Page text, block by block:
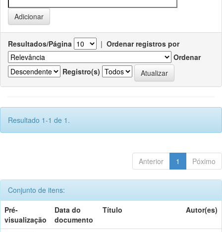
Resultados/Página | Ordenar registros por
Ordenar
Registro(s)
Resultado 1-1 de 1.
Anterior 1 Póximo
Conjunto de itens:
Pré-
visualização
Data do
documento
Título Autor(es)